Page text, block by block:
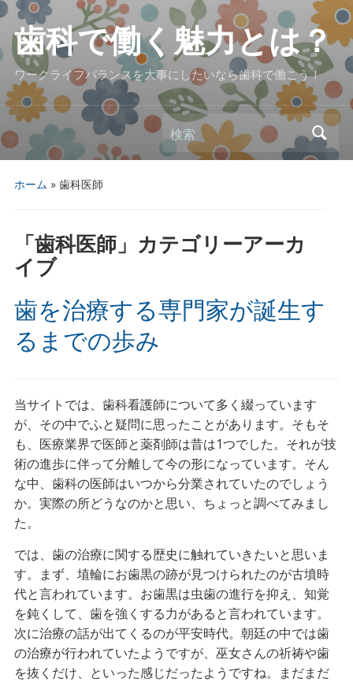
歯科で働く魅力とは？
ワークライフバランスを大事にしたいなら歯科で働こう！
検索
ホーム » 歯科医師
「 歯科医師」カテゴリーアーカ
イブ
歯を治療する専門家が誕生す
るまでの歩み
当サイトでは、歯科看護師について多く綴っています
が、その中でふと疑問に思ったことがあります。そもそ
も、医療業界で医師と薬剤師は昔は1つでした。それが技
術の進歩に伴って分離して今の形になっています。そん
な中、歯科の医師はいつから分業されていたのでしょう
か。実際の所どうなのかと思い、ちょっと調べてみまし
た。
では、歯の治療に関する歴史に触れていきたいと思いま
す。まず、埴輪にお歯黒の跡が見つけられたのが古墳時
代と言われています。お歯黒は虫歯の進行を抑え、知覚
を鈍くして、歯を強くする力があると言われています。
次に治療の話が出てくるのが平安時代。朝廷の中では歯
の治療が行われていたようですが、巫女さんの祈祷や歯
を抜くだけ、といった感じだったようですね。まだまだ